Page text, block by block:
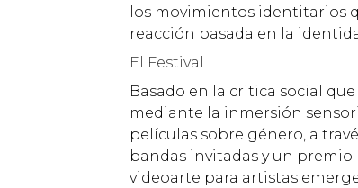
los movimientos identitarios
reacción basada en la
El Festival
Basado en la critica social
mediante la inmersión
películas sobre género, a
bandas invitadas y un
videoarte para artistas